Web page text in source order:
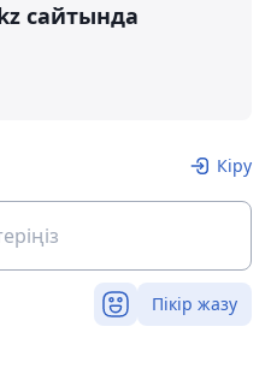
сайтында
Кіру
Пікір жазу